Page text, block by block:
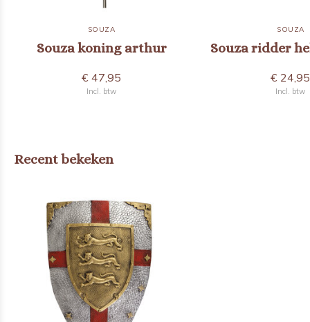
SOUZA
Souza koning arthur
€ 47,95
Incl. btw
SOUZA
Souza ridder
€ 24,95
Incl. btw
Recent bekeken